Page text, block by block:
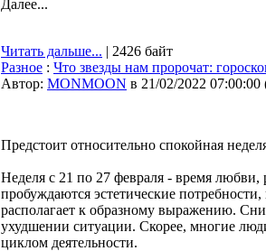
Далее...
Читать дальше... | 2426 байт
Разное : Что звезды нам пророчат:
Автор: MONMOON в 21/02/2022 07:00:00
Предстоит относительно спокойная
Неделя с 21 по 27 февраля - время
пробуждаются эстетические
располагает к образному выражению.
ухудшении ситуации. Скорее, многие
циклом деятельности.